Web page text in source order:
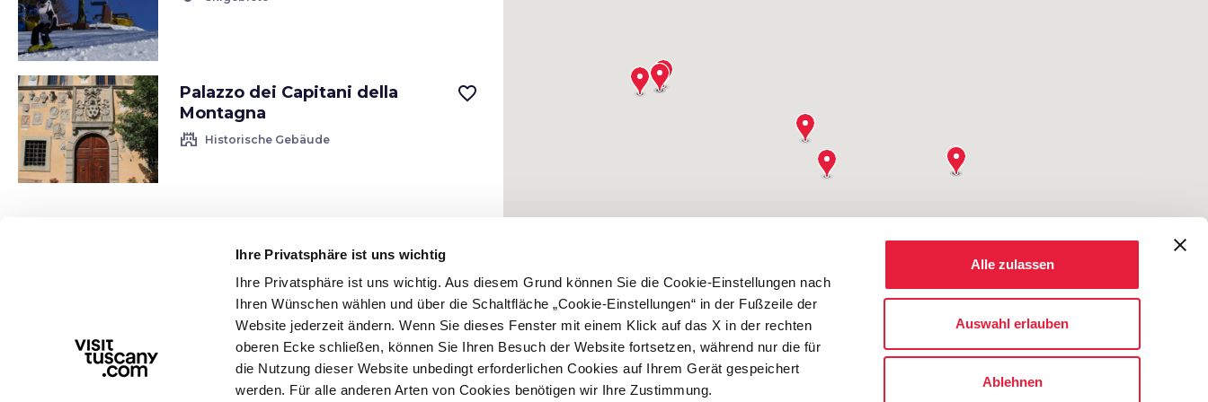
Ihre Privatsphäre ist uns wichtig
Ihre Privatsphäre ist uns wichtig. Aus diesem Grund können Sie die Cookie-Einstellungen nach
Ihren Wünschen wählen und über die Schaltfläche „Cookie-Einstellungen“ in der Fußzeile der
Website jederzeit ändern. Wenn Sie dieses Fenster mit einem Klick auf das X in der rechten
oberen Ecke schließen, können Sie Ihren Besuch der Website fortsetzen, während nur die für
die Nutzung dieser Website unbedingt erforderlichen Cookies auf Ihrem Gerät gespeichert
werden. Für alle anderen Arten von Cookies benötigen wir Ihre Zustimmung.
Alle zulassen
Auswahl erlauben
Ablehnen
Palazzo dei Capitani della
Montagna
castle Historische Gebäude
favorite_border